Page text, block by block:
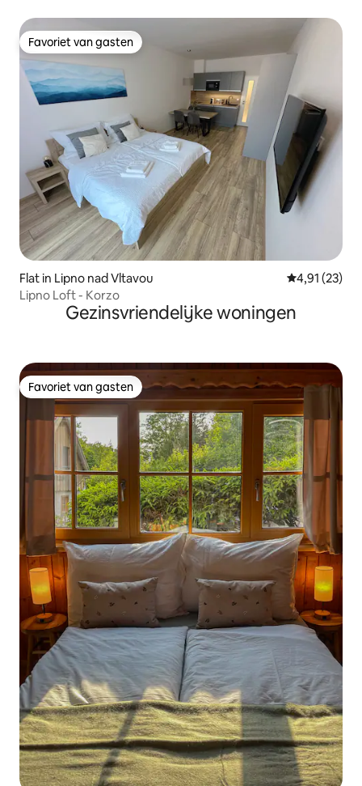
Favoriet van gasten
Favoriet van gasten
Flat in Lipno nad Vltavou Gemiddelde
4,91 (23)
Lipno Loft - Korzo
Gezinsvriendelijke woningen
Favoriet van gasten
Favoriet van gasten